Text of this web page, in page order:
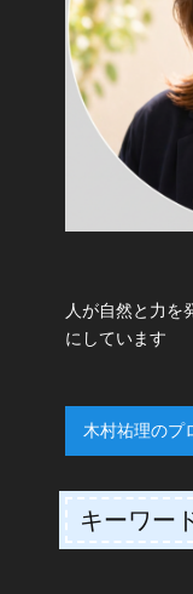
人が自然と力を
にしています
木村祐理のプ
キーワー